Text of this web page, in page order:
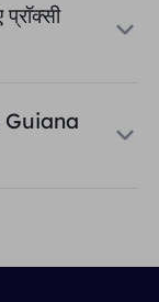
Guiana